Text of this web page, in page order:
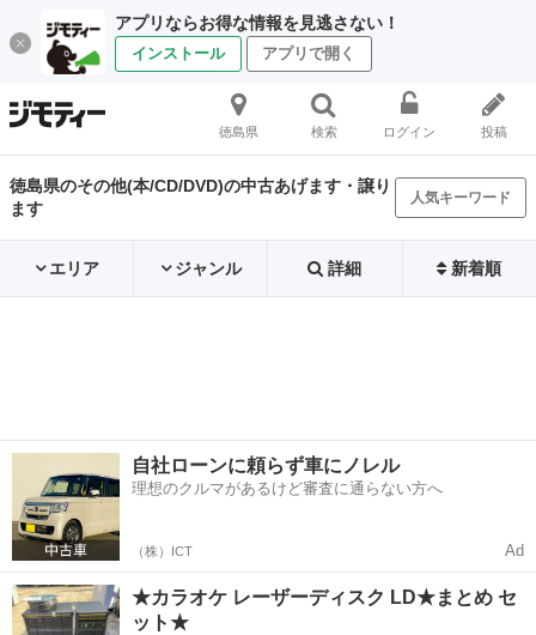
アプリならお得な情報を見逃さない！
インストール アプリで開く
徳島県 検索 ログイン 投稿
徳島県のその他(本/CD/DVD)の中古あげます・譲り
ます
人気キーワード
エリア ジャンル 詳細 新着順
自社ローンに頼らず車にノレル
理想のクルマがあるけど審査に通らない方へ
（株）ICT Ad
★カラオケ レーザーディスク LD★まとめ セ
ット★